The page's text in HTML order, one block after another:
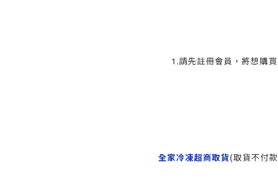
1.請先註冊會員，將想購
全家冷凍超商取貨(取貨不付